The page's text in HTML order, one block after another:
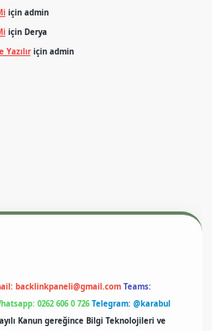
için admin
için Derya
Yazılıriçin admin
backlinkpaneli@gmail.com Teams:
0262 606 0 726 Telegram: @karabul
Kanun gereğince Bilgi Teknolojileri ve